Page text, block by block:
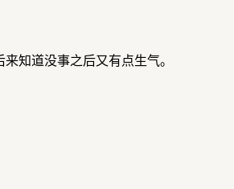
知道没事之后又有点生气。